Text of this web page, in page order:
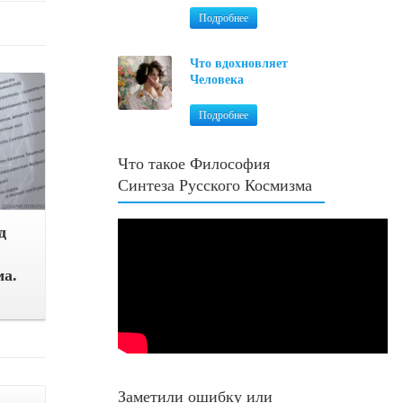
Подробнее
Что вдохновляет
Человека
Подробнее
Что такое Философия
Синтеза Русского Космизма
Заметили ошибку или